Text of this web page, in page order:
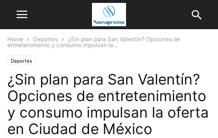
Home Deportes
¿Sin plan para San Valentín? Opciones de
entretenimiento y consumo impulsan la...
Deportes
¿Sin plan para San Valentín?
Opciones de entretenimiento
y consumo impulsan la oferta
en Ciudad de México